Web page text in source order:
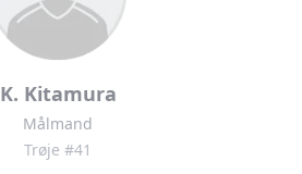
K. Kitamura
Målmand
Trøje #41